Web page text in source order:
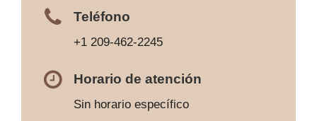
Teléfono
+1 209-462-2245
Horario de atención
Sin horario específico